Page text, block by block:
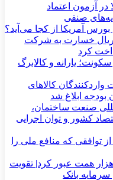
در آزمون اعتماد
صنفی
از ۱۳۵ میلیارد ریال خسارت به شرکت
کرد
یارانه و کالابرگ
مطالبات واردکنندگان کالاهای
ابلاغ شد
صنعت ساختمان،
کشور و توان اجرایی
که منافع ملی را
هزار همت عبور کرد| تقویت
بانک